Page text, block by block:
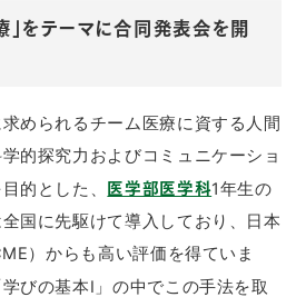
」をテーマに合同発表会を開
求められるチーム医療に資する人間
的探究力およびコミュニケーショ
的とした、
医学部医学科1年生の
国に先駆けて導入しており、日本
）からも高い評価を得ていま
びの基本Ⅰ」の中でこの手法を取